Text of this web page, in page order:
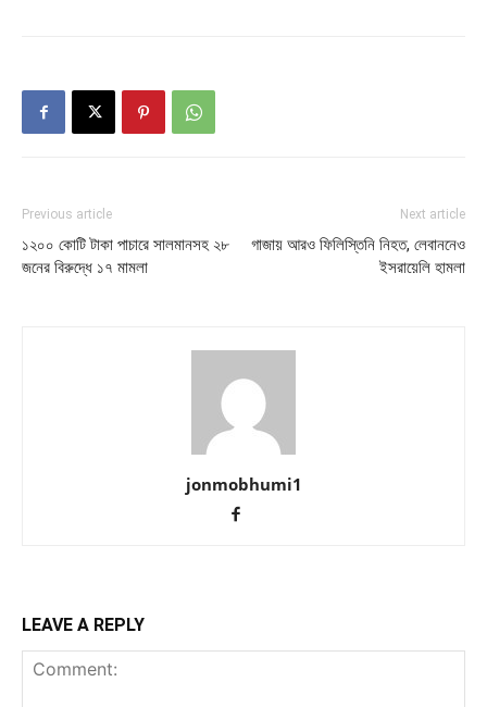
Previous article
১২০০ কোটি টাকা পাচারে সালমানসহ ২৮
জনের বিরুদ্ধে ১৭ মামলা
Next article
গাজায় আরও ফিলিস্তিনি নিহত, লেবাননেও
ইসরায়েলি হামলা
jonmobhumi1
LEAVE A REPLY